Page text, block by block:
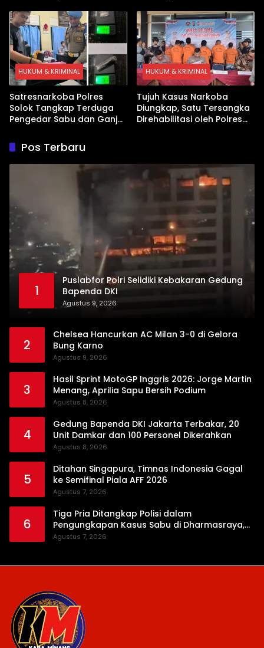
HUKUM & KRIMINAL
Satresnarkoba Polres
Solok Tangkap Terduga
Pengedar Sabu dan Ganja
HUKUM & KRIMINAL
Tujuh Kasus Narkoba
Diungkap, Satu Tersangka
Direhabilitasi oleh Polres
Pos Terbaru
1
Puslabfor Polri Selidiki Kebakaran Gedung
Bapenda DKI
Agustus 9, 2026
2
Chelsea Hancurkan AC Milan 3-0 di Gelora
Bung Karno
Agustus 9, 2026
3
Hasil Sprint MotoGP Inggris 2026: Jorge Martin
Menang, Aprilia Sapu Bersih Podium
Agustus 8, 2026
4
Gedung Bapenda DKI Jakarta Terbakar, 20
Unit Damkar dan 100 Personel Dikerahkan
Agustus 8, 2026
5
Ditahan Singapura, Timnas Indonesia Gagal
ke Semifinal Piala AFF 2026
Agustus 7, 2026
6
Tiga Pria Ditangkap Polisi dalam
Pengungkapan Kasus Sabu di Dharmasraya,
Timbangan Digital hingga Bong Disita
Agustus 7, 2026